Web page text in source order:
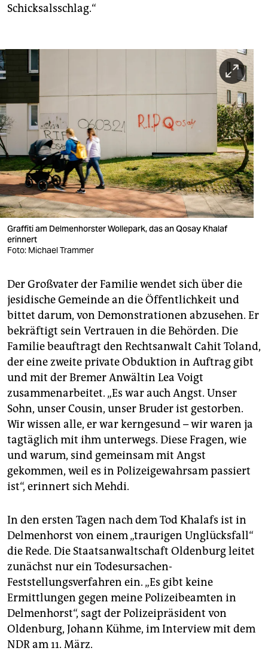
Schicksalsschlag.“
Graffiti am Delmenhorster Wollepark, das an Qosay Khalaf
erinnert
Foto: Michael Trammer
Der Großvater der Familie wendet sich über die
jesidische Gemeinde an die Öffentlichkeit und
bittet darum, von Demonstrationen abzusehen. Er
bekräftigt sein Vertrauen in die Behörden. Die
Familie beauftragt den Rechtsanwalt Cahit Toland,
der eine zweite private Obduktion in Auftrag gibt
und mit der Bremer Anwältin Lea Voigt
zusammenarbeitet. „Es war auch Angst. Unser
Sohn, unser Cousin, unser Bruder ist gestorben.
Wir wissen alle, er war kerngesund – wir waren ja
tagtäglich mit ihm unterwegs. Diese Fragen, wie
und warum, sind gemeinsam mit Angst
gekommen, weil es in Polizeigewahrsam passiert
ist“, erinnert sich Mehdi.
In den ersten Tagen nach dem Tod Khalafs ist in
Delmenhorst von einem „traurigen Unglücksfall“
die Rede. Die Staatsanwaltschaft Oldenburg leitet
zunächst nur ein Todesursachen-
Feststellungsverfahren ein. „Es gibt keine
Ermittlungen gegen meine Polizeibeamten in
Delmenhorst“, sagt der Polizeipräsident von
Oldenburg, Johann Kühme, im Interview mit dem
NDR am 11. März.